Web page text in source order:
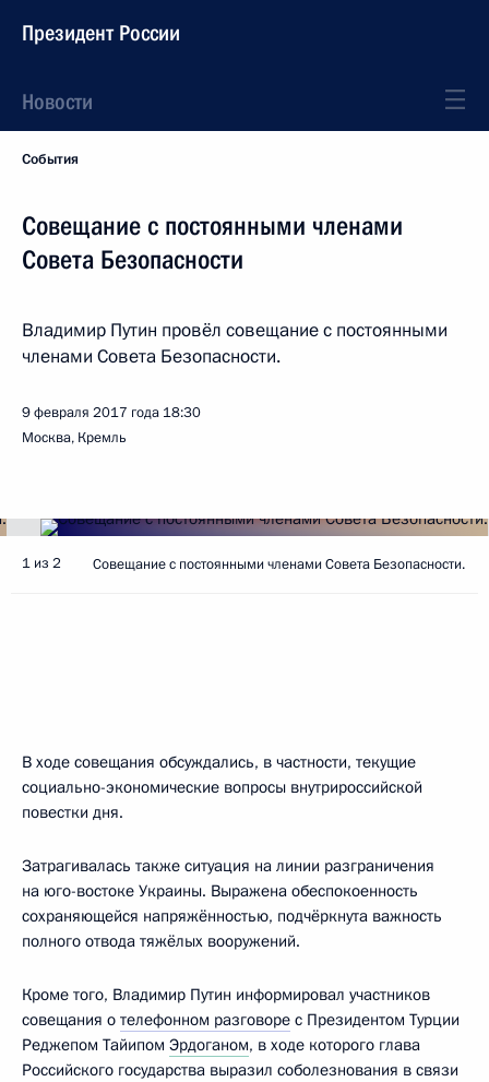
Президент России
Новости
События
Совещание с постоянными членами
Совета Безопасности
Владимир Путин провёл совещание с постоянными
членами Совета Безопасности.
9 февраля 2017 года 18:30
Москва, Кремль
1 из 2 Совещание с постоянными членами Совета Безопасности.
В ходе совещания обсуждались, в частности, текущие
социально-экономические вопросы внутрироссийской
повестки дня.
Затрагивалась также ситуация на линии разграничения
на юго-востоке Украины. Выражена обеспокоенность
сохраняющейся напряжённостью, подчёркнута важность
полного отвода тяжёлых вооружений.
Кроме того, Владимир Путин информировал участников
совещания о телефонном разговоре с Президентом Турции
Реджепом Тайипом Эрдоганом, в ходе которого глава
Российского государства выразил соболезнования в связи